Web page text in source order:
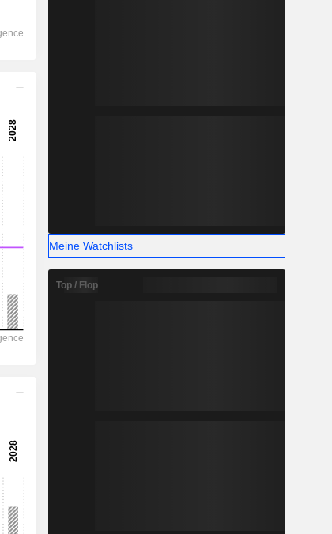
21,31 %
39.179
24,32 %
25,23 %
Meine Watchlists
Top / Flop